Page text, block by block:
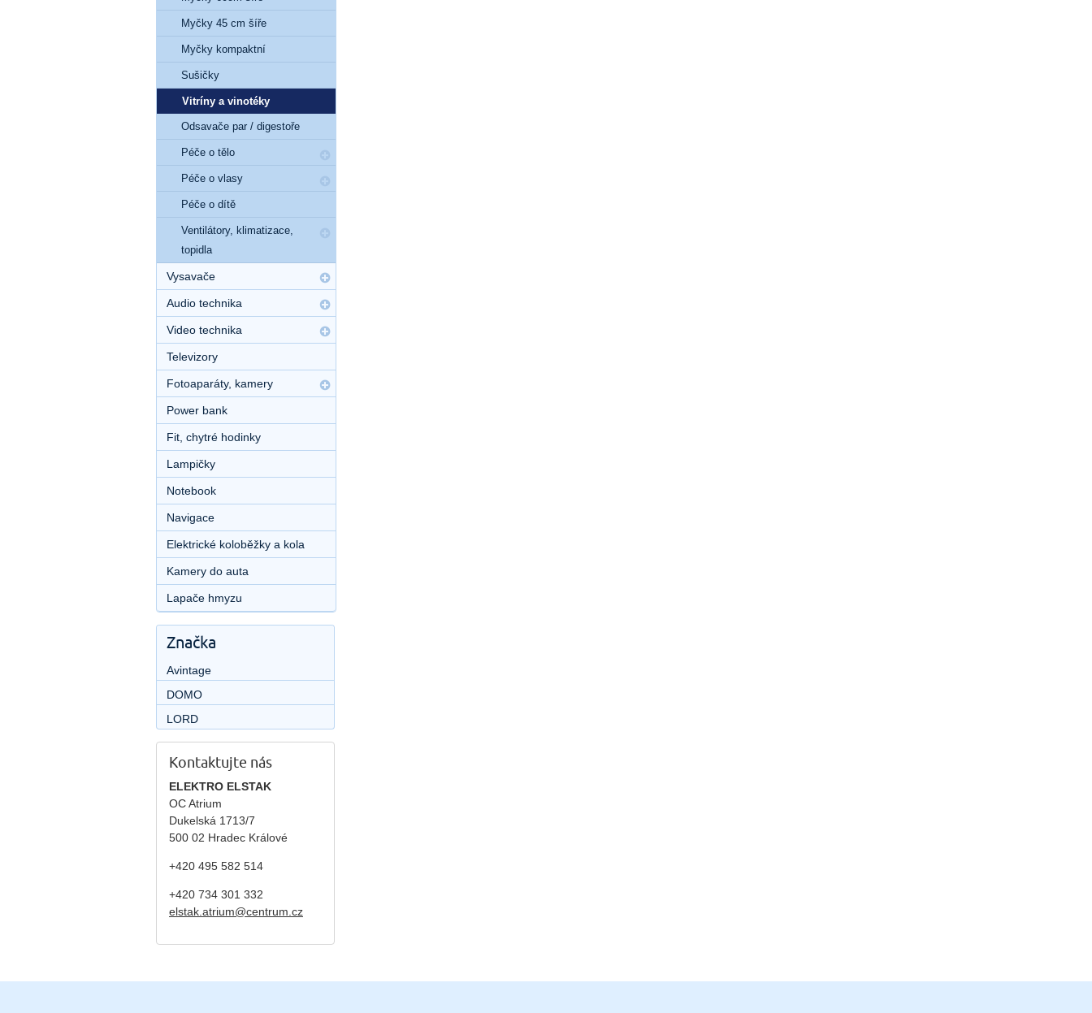
Myčky 45 cm šíře
Myčky kompaktní
Sušičky
Vitríny a vinotéky
Odsavače par / digestoře
Péče o tělo
Péče o vlasy
Péče o dítě
Ventilátory, klimatizace,
topidla
Vysavače
Audio technika
Video technika
Televizory
Fotoaparáty, kamery
Power bank
Fit, chytré hodinky
Lampičky
Notebook
Navigace
Elektrické koloběžky a kola
Kamery do auta
Lapače hmyzu
Značka
Avintage
DOMO
LORD
Kontaktujte nás
ELEKTRO ELSTAK
OC Atrium
Dukelská 1713/7
500 02 Hradec Králové
+420 495 582 514
+420 734 301 332
elstak.atrium@centrum.cz